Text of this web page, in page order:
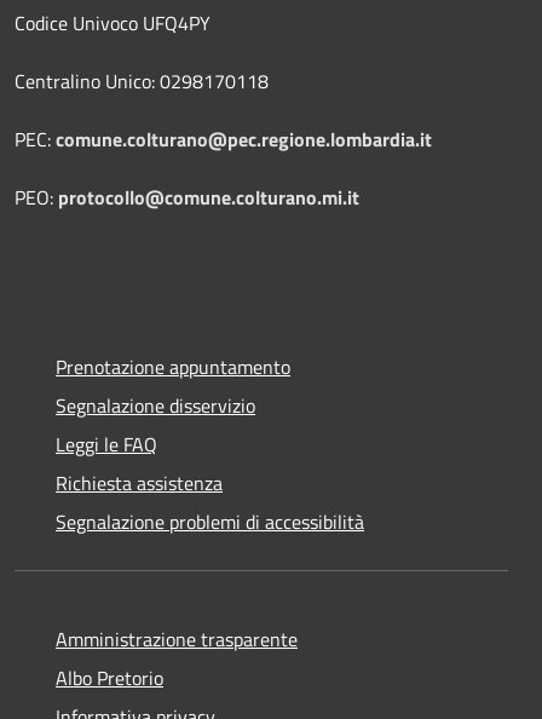
Codice Univoco UFQ4PY
Centralino Unico: 0298170118
PEC:comune.colturano@pec.regione.lombardia.it
PEO: protocollo@comune.colturano.mi.it
Prenotazione appuntamento
Segnalazione disservizio
Leggi le FAQ
Richiesta assistenza
Segnalazione problemi di accessibilità
Amministrazione trasparente
Albo Pretorio